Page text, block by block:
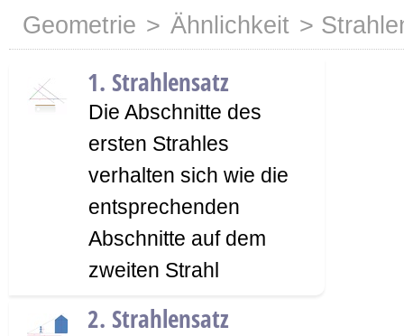
Geometrie > Ähnlichkeit >
1. Strahlensatz
Die Abschnitte des
ersten Strahles
verhalten sich wie die
entsprechenden
Abschnitte auf dem
zweiten Strahl
2. Strahlensatz